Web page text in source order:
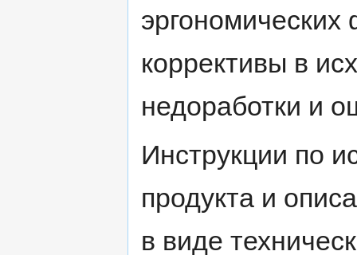
коррективы в
недоработки и
Инструкции по
продукта и
в виде